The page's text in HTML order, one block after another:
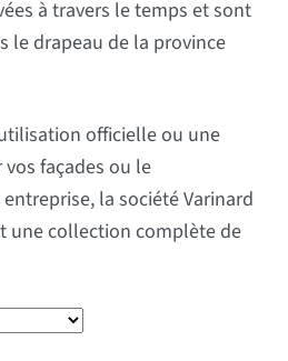
à travers le temps et sont
le drapeau de la province
officielle ou une
façades ou le
la société Varinard
une collection complète de